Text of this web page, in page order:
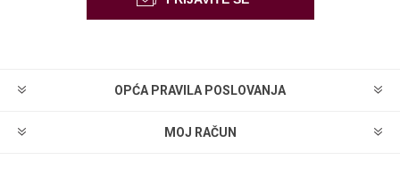
OPĆA PRAVILA POSLOVANJA
MOJ RAČUN